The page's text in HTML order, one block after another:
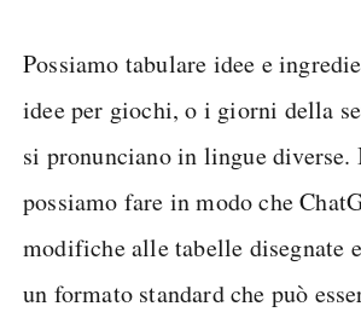
Possiamo tabulare idee e
idee per giochi, o i giorni della
si pronunciano in lingue diverse.
possiamo fare in modo che
modifiche alle tabelle disegnate
un formato standard che può